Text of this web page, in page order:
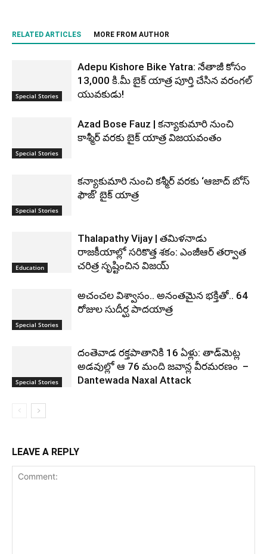
RELATED ARTICLES MORE FROM AUTHOR
Special Stories
Adepu Kishore Bike Yatra: నేతాజీ కోసం
13,000 కి.మీ బైక్ యాత్ర పూర్తి చేసిన వరంగల్
యువకుడు!
Special Stories
Azad Bose Fauz | కన్యాకుమారి నుంచి
కాశ్మీర్ వరకు బైక్ యాత్ర విజయవంతం
Special Stories
కన్యాకుమారి నుంచి కశ్మీర్ వరకు ‘ఆజాద్ బోస్
ఫౌజ్’ బైక్ యాత్ర
Education
Thalapathy Vijay | తమిళనాడు
రాజకీయాల్లో సరికొత్త శకం: ఎంజీఆర్ తర్వాత
చరిత్ర సృష్టించిన విజయ్
Special Stories
అచంచల విశ్వాసం.. అనంతమైన భక్తితో.. 64
రోజుల సుదీర్ఘ పాదయాత్ర
Special Stories
దంతెవాడ రక్తపాతానికి 16 ఏళ్లు: తాడ్‌మెట్ల
అడవుల్లో ఆ 76 మంది జవాన్ల వీరమరణం ‌‌ –
Dantewada Naxal Attack
LEAVE A REPLY